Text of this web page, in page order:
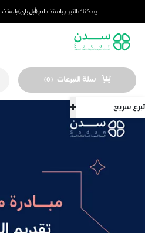
يمكنك التبرع باستخدام (أبل باي)
تبرع سريع
سلة التبرعات (
0
)